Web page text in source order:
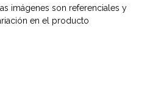
imágenes son referenciales y
en el producto